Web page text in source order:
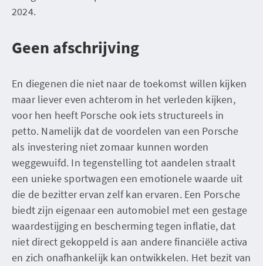
2024.
Geen afschrijving
En diegenen die niet naar de toekomst willen kijken
maar liever even achterom in het verleden kijken,
voor hen heeft Porsche ook iets structureels in
petto. Namelijk dat de voordelen van een Porsche
als investering niet zomaar kunnen worden
weggewuifd. In tegenstelling tot aandelen straalt
een unieke sportwagen een emotionele waarde uit
die de bezitter ervan zelf kan ervaren. Een Porsche
biedt zijn eigenaar een automobiel met een gestage
waardestijging en bescherming tegen inflatie, dat
niet direct gekoppeld is aan andere financiële activa
en zich onafhankelijk kan ontwikkelen. Het bezit van